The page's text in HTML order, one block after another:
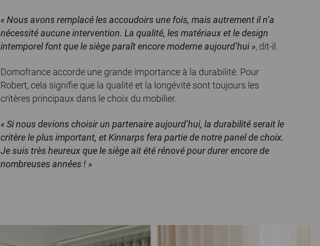
«Nous avons remplacé les accoudoirs une fois, mais autrement il n’a
nécessité aucune intervention. La qualité, les matériaux et le design
intemporel font que le siège paraît encore moderne aujourd’hui», dit-il.
Domofrance accorde une grande importance à la durabilité. Pour
Robert, cela signifie que la qualité et la longévité sont toujours les
critères principaux dans le choix du mobilier.
« Si nous devions choisir un partenaire aujourd’hui, la durabilité serait le
critère le plus important, et Kinnarps fera partie de notre panel de choix.
Je suis très heureux que le siège ait été rénové pour durer encore de
nombreuses années !»